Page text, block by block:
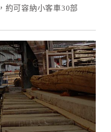
約可容納小客車30部